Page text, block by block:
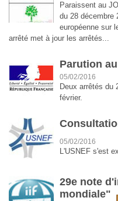
Paraissent au
du 28 décembre
européenne sur
arrêté met à jour les arrêtés...
Parution
05/02/2016
Deux arrêtés du
février.
05/02/2016
L'USNEF s'est
29e note
mondiale"